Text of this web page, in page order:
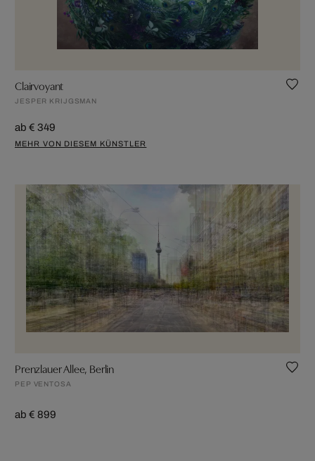
Clairvoyant
JESPER KRIJGSMAN
ab € 349
MEHR VON DIESEM KÜNSTLER
Prenzlauer Allee, Berlin
PEP VENTOSA
ab € 899